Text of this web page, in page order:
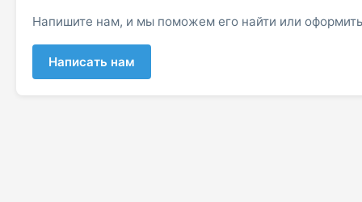
Напишите нам, и мы поможем его найти или
Написать нам